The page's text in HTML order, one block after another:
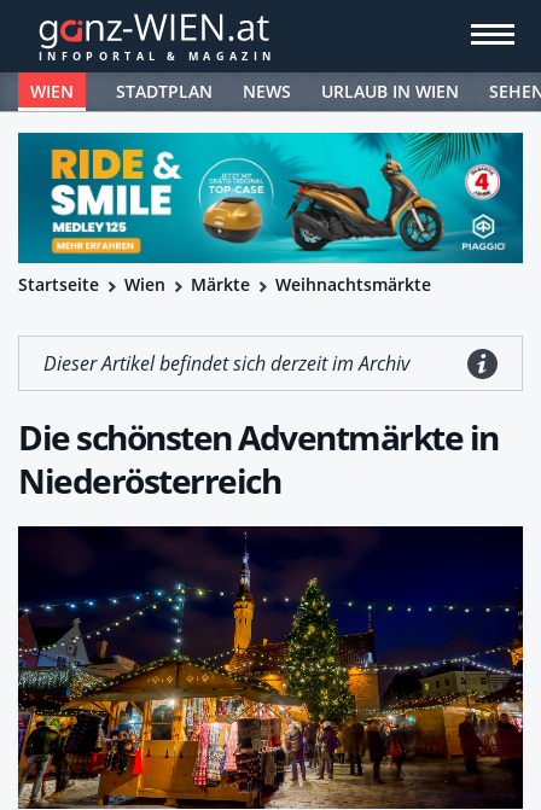
WIEN STADTPLAN NEWS URLAUB IN WIEN
Startseite Wien Märkte Weihnachtsmärkte
Dieser Artikel befindet sich derzeit im Archiv
Die schönsten Adventmärkte in
Niederösterreich